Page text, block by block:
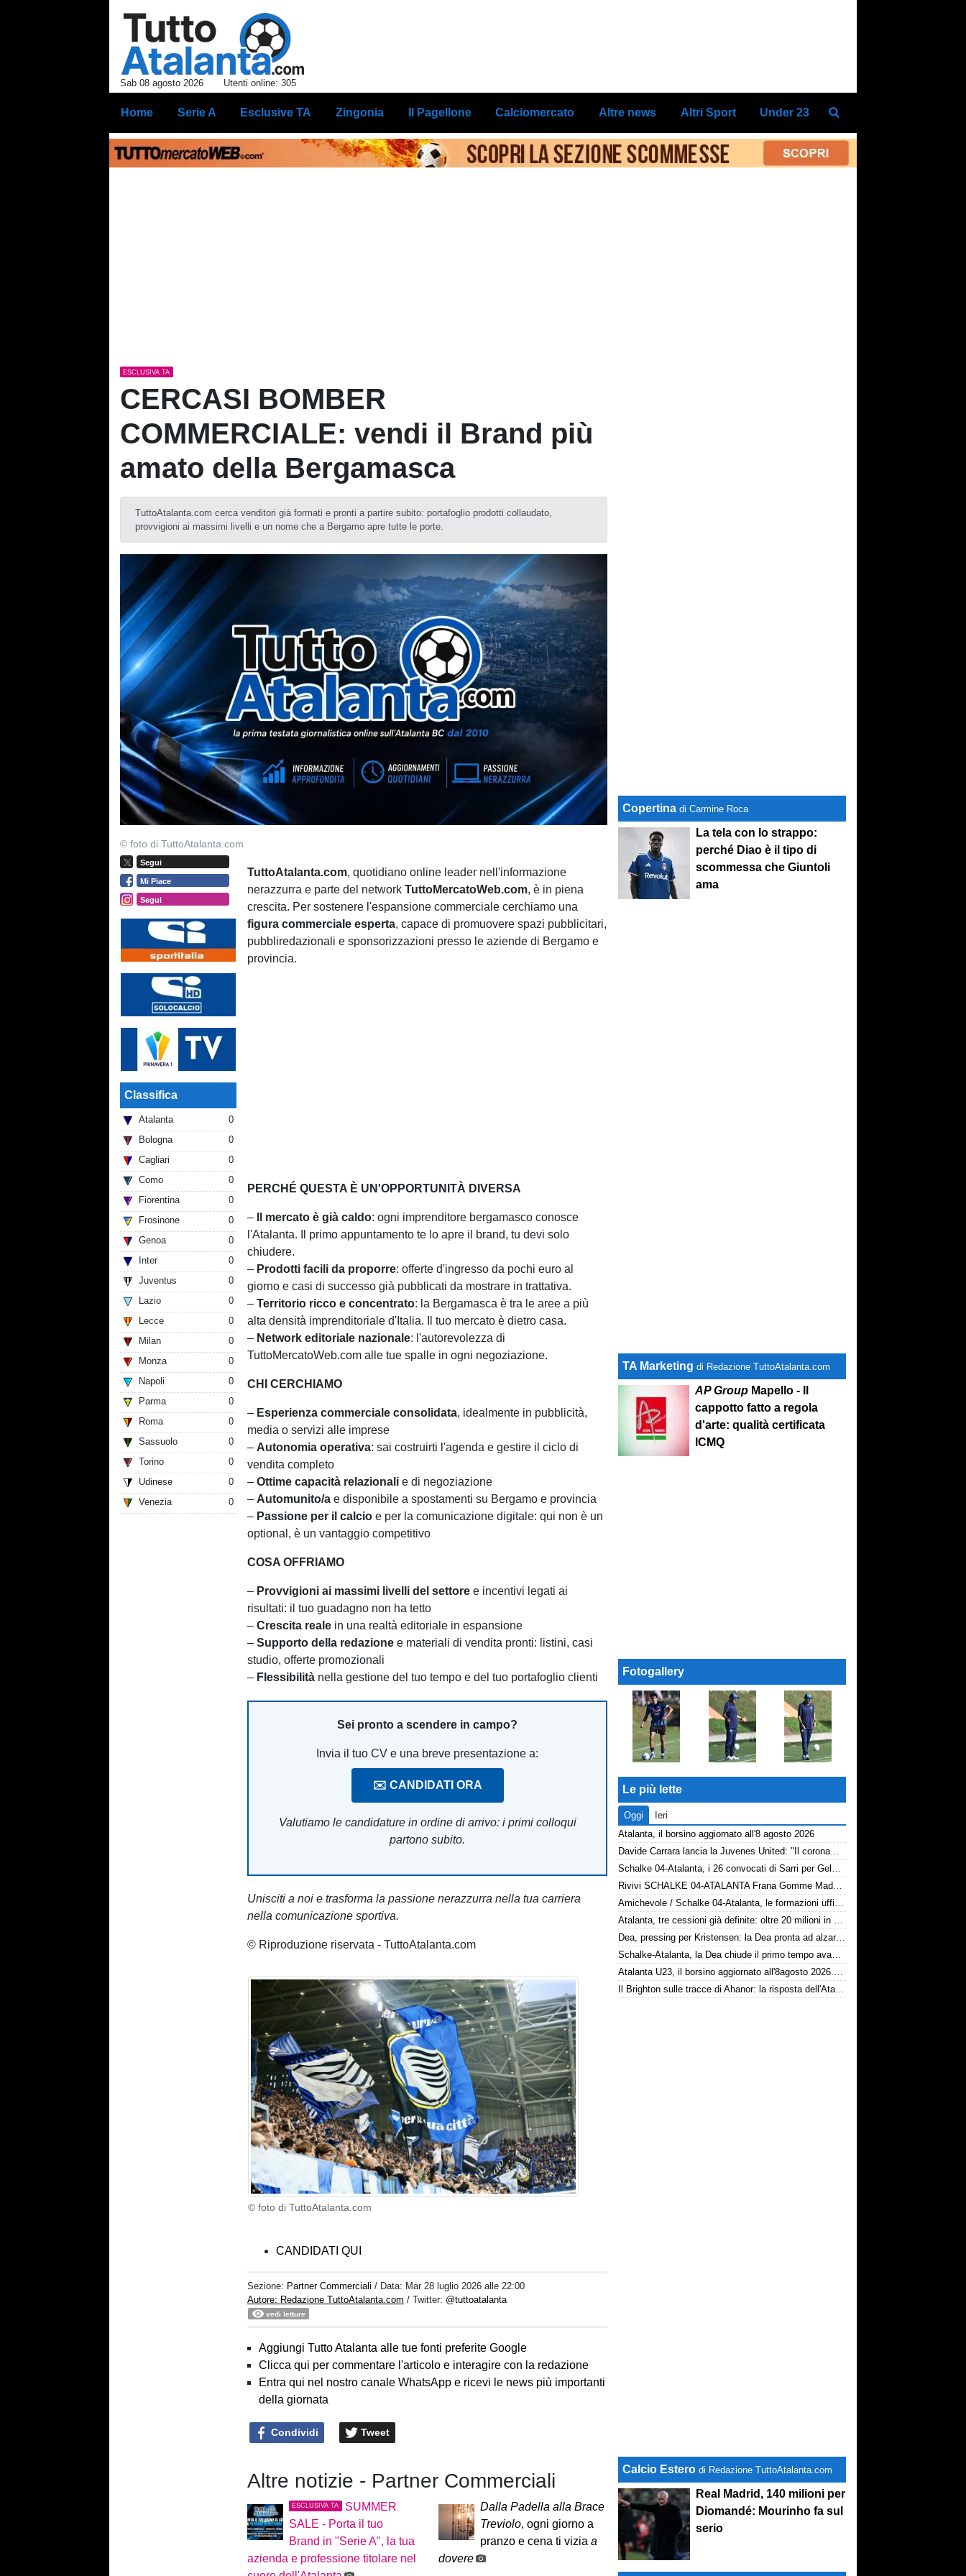
Sab 08 agosto 2026 Utenti online: 305
Home Serie A Esclusive TA Zingonia Il Pagellone Calciomercato Altre news Altri Sport Under 23
ESCLUSIVA TA
CERCASI BOMBER
COMMERCIALE: vendi il Brand più
amato della Bergamasca
TuttoAtalanta.com cerca venditori già formati e pronti a partire subito: portafoglio prodotti collaudato,
provvigioni ai massimi livelli e un nome che a Bergamo apre tutte le porte.
© foto di TuttoAtalanta.com
Segui
Mi Piace
Segui
Classifica
Atalanta
0
Bologna
0
Cagliari
0
Como
0
Fiorentina
0
Frosinone
0
Genoa
0
Inter
0
Juventus
0
Lazio
0
Lecce
0
Milan
0
Monza
0
Napoli
0
Parma
0
Roma
0
Sassuolo
0
Torino
0
Udinese
0
Venezia
0
TuttoAtalanta.com, quotidiano online leader nell'informazione
nerazzurra e parte del networkTuttoMercatoWeb.com, è in piena
crescita. Per sostenere l'espansione commerciale cerchiamo una
figura commerciale esperta, capace di promuovere spazi pubblicitari,
pubbliredazionali e sponsorizzazioni presso le aziende di Bergamo e
provincia.
PERCHÉ QUESTA È UN'OPPORTUNITÀ DIVERSA
– Il mercato è già caldo: ogni imprenditore bergamasco conosce
l'Atalanta. Il primo appuntamento te lo apre il brand, tu devi solo
chiudere.
– Prodotti facili da proporre: offerte d'ingresso da pochi euro al
giorno e casi di successo già pubblicati da mostrare in trattativa.
–Territorio ricco e concentrato: la Bergamasca è tra le aree a più
alta densità imprenditoriale d'Italia. Il tuo mercato è dietro casa.
– Network editoriale nazionale: l'autorevolezza di
TuttoMercatoWeb.com alle tue spalle in ogni negoziazione.
CHI CERCHIAMO
– Esperienza commerciale consolidata, idealmente in pubblicità,
media o servizi alle imprese
– Autonomia operativa: sai costruirti l'agenda e gestire il ciclo di
vendita completo
–Ottime capacità relazionali e di negoziazione
– Automunito/a e disponibile a spostamenti su Bergamo e provincia
– Passione per il calcio e per la comunicazione digitale: qui non è un
optional, è un vantaggio competitivo
COSA OFFRIAMO
– Provvigioni ai massimi livelli del settore e incentivi legati ai
risultati: il tuo guadagno non ha tetto
–Crescita reale in una realtà editoriale in espansione
–Supporto della redazione e materiali di vendita pronti: listini, casi
studio, offerte promozionali
– Flessibilità nella gestione del tuo tempo e del tuo portafoglio clienti
Sei pronto a scendere in campo?
Invia il tuo CV e una breve presentazione a:
✉️ CANDIDATI ORA
Valutiamo le candidature in ordine di arrivo: i primi colloqui
partono subito.
Unisciti a noi e trasforma la passione nerazzurra nella tua carriera
nella comunicazione sportiva.
© Riproduzione riservata - TuttoAtalanta.com
© foto di TuttoAtalanta.com
CANDIDATI QUI
Sezione: Partner Commerciali/ Data: Mar 28 luglio 2026 alle 22:00
Autore: Redazione TuttoAtalanta.com / Twitter: @tuttoatalanta
vedi letture
Aggiungi Tutto Atalanta alle tue fonti preferite Google
Clicca qui per commentare l'articolo e interagire con la redazione
Entra qui nel nostro canale WhatsApp e ricevi le news più importanti
della giornata
Condividi Tweet
Altre notizie - Partner Commerciali
ESCLUSIVA TA
SUMMER
SALE - Porta il tuo
Brand in "Serie A", la tua
azienda e professione titolare nel
Dalla Padella alla Brace
Treviolo, ogni giorno a
pranzo e cena ti vizia a
dovere
Copertina di Carmine Roca
La tela con lo strappo:
perché Diao è il tipo di
scommessa che Giuntoli
ama
TA Marketing di Redazione TuttoAtalanta.com
AP Group Mapello - Il
cappotto fatto a regola
d'arte: qualità certificata
ICMQ
Fotogallery
Le più lette
Oggi
Ieri
Atalanta, il borsino aggiornato all'8 agosto 2026
Davide Carrara lancia la Juvenes United: "Il coronamento di un progetto, nove ragazzi del 2007 in prima squadra"
Schalke 04-Atalanta, i 26 convocati di Sarri per Gelsenkirchen
Rivivi SCHALKE 04-ATALANTA Frana Gomme Madone, 0-3
Amichevole / Schalke 04-Atalanta, le formazioni ufficiali
Atalanta, tre cessioni già definite: oltre 20 milioni in arrivo. Ora il focus è su Diao
Dea, pressing per Kristensen: la Dea pronta ad alzare l'offerta all'Udinese
Schalke-Atalanta, la Dea chiude il primo tempo avanti 2-0
Atalanta U23, il borsino aggiornato all'8agosto 2026. Cantiere aperto per Beati
Il Brighton sulle tracce di Ahanor: la risposta dell'Atalanta
Calcio Estero di Redazione TuttoAtalanta.com
Real Madrid, 140 milioni per
Diomandé: Mourinho fa sul
serio